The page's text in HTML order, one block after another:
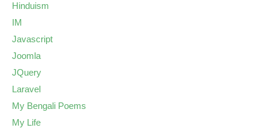
Hinduism
IM
Javascript
Joomla
JQuery
Laravel
My Bengali Poems
My Life